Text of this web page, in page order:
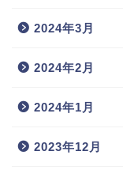
2024年3月
2024年2月
2024年1月
2023年12月